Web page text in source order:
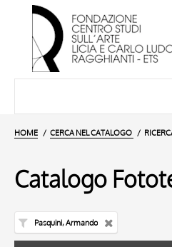
HOME CERCA NEL CATALOGO
Catalogo
Pasquini, Armando